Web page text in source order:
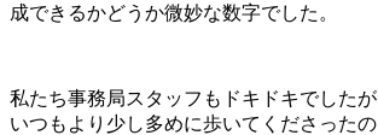
成できるかどうか微妙な数字でした。
私たち事務局スタッフもドキドキでした
いつもより少し多めに歩いてくださった